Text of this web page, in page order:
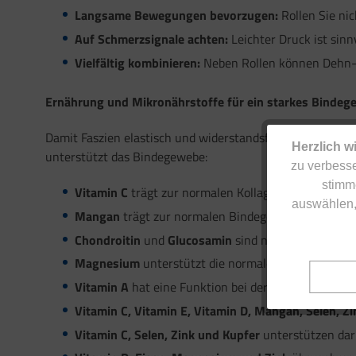
Herzlich
zu
Langsame Bewegungen bevorzugen: Rollen Sie
Auf Schmerzsignale achten: Leichter Druck ist
Vielfältig kombinieren: Neben Rollen können
Ernährung und Mikronährstoffe für ein starkes
Damit Faszien elastisch und widerstandsfähig bleiben,
unterstützt das Bindegewebe:
Vitamin C trägt zur normalen Kollagenbildung bei,
Mangan trägt zur normalen Bindegewebsbildung
Chondroitin und Glucosamin sind natürliche
Magnesiumunterstützt die normale
Vitamin A hat eine Funktion bei der
Vitamin C, Vitamin E, Vitamin D, Mangan, Selen,
Vitamin C, Selen, Zink und Kupferunterstützen